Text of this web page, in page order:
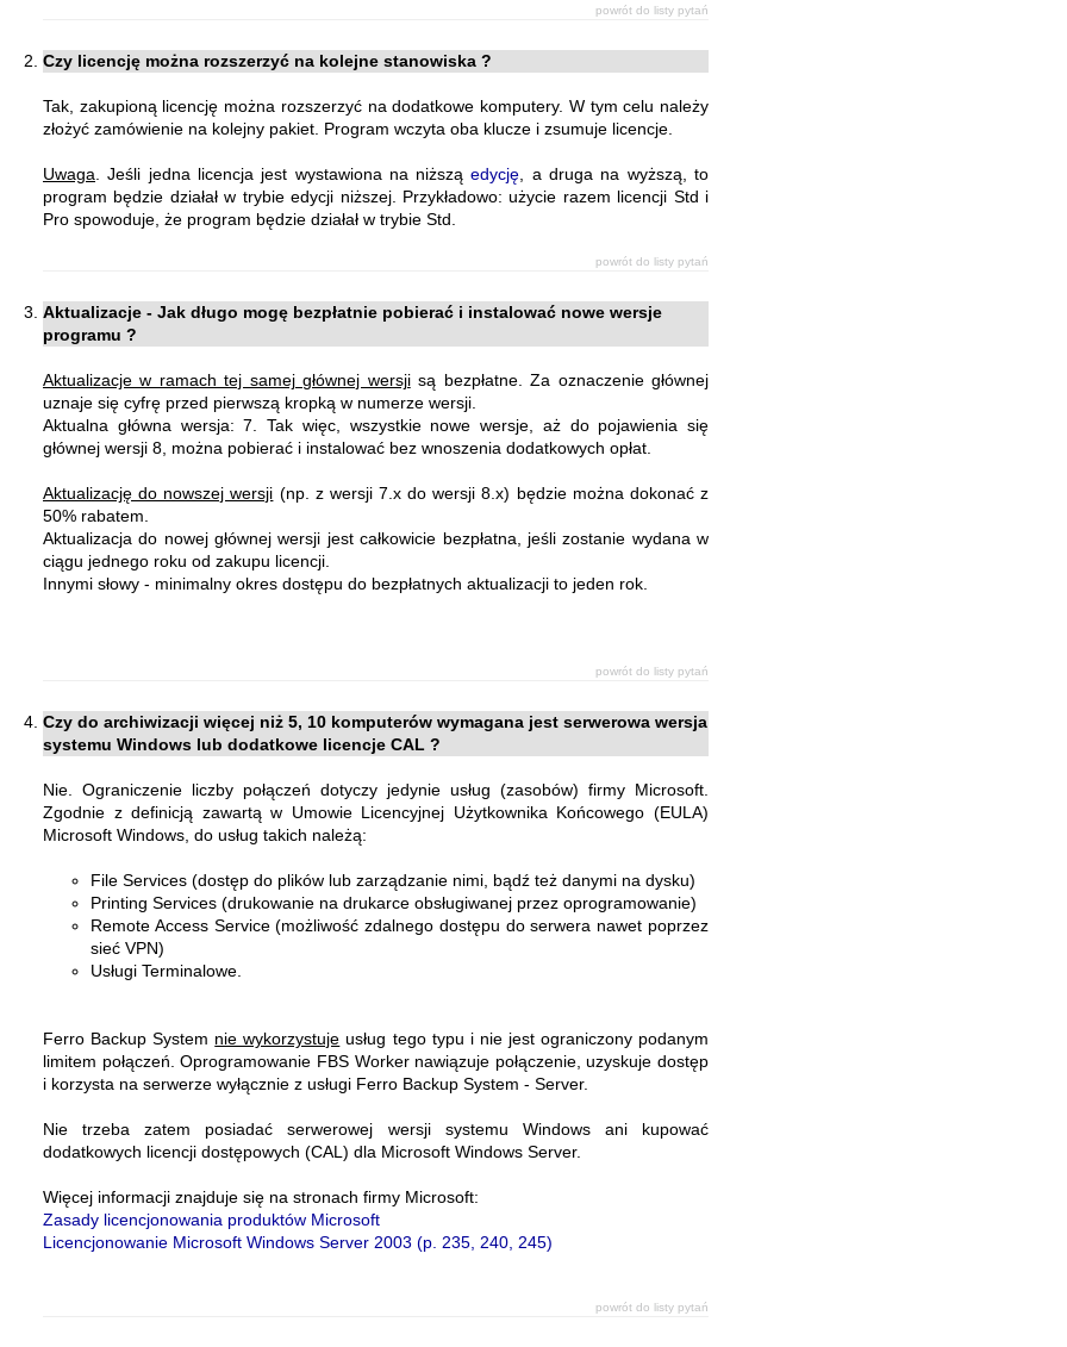
powrót do listy pytań
Czy licencję można rozszerzyć na kolejne stanowiska ?
Tak, zakupioną licencję można rozszerzyć na dodatkowe komputery. W tym celu należy
złożyć zamówienie na kolejny pakiet. Program wczyta oba klucze i zsumuje licencje.
Uwaga . Jeśli jedna licencja jest wystawiona na niższąedycję , a druga na wyższą, to
program będzie działał w trybie edycji niższej. Przykładowo: użycie razem licencji Std i
Pro spowoduje, że program będzie działał w trybie Std.
powrót do listy pytań
Aktualizacje - Jak długo mogę bezpłatnie pobierać i instalować nowe wersje
programu ?
Aktualizacje w ramach tej samej głównej wersjisą bezpłatne. Za oznaczenie głównej
uznaje się cyfrę przed pierwszą kropką w numerze wersji.
Aktualna główna wersja: 7. Tak więc, wszystkie nowe wersje, aż do pojawienia się
głównej wersji 8, można pobierać i instalować bez wnoszenia dodatkowych opłat.
Aktualizację do nowszej wersji (np. z wersji 7.x do wersji 8.x) będzie można dokonać z
50% rabatem.
Aktualizacja do nowej głównej wersji jest całkowicie bezpłatna, jeśli zostanie wydana w
ciągu jednego roku od zakupu licencji.
Innymi słowy - minimalny okres dostępu do bezpłatnych aktualizacji to jeden rok.
powrót do listy pytań
Czy do archiwizacji więcej niż 5, 10 komputerów wymagana jest serwerowa wersja
systemu Windows lub dodatkowe licencje CAL ?
Nie. Ograniczenie liczby połączeń dotyczy jedynie usług (zasobów) firmy Microsoft.
Zgodnie z definicją zawartą w Umowie Licencyjnej Użytkownika Końcowego (EULA)
Microsoft Windows, do usług takich należą:
File Services (dostęp do plików lub zarządzanie nimi, bądź też danymi na dysku)
Printing Services (drukowanie na drukarce obsługiwanej przez oprogramowanie)
Remote Access Service (możliwość zdalnego dostępu do serwera nawet poprzez
sieć VPN)
Usługi Terminalowe.
Ferro Backup System nie wykorzystuje usług tego typu i nie jest ograniczony podanym
limitem połączeń. Oprogramowanie FBS Worker nawiązuje połączenie, uzyskuje dostęp
i korzysta na serwerze wyłącznie z usługi Ferro Backup System - Server.
Nie trzeba zatem posiadać serwerowej wersji systemu Windows ani kupować
dodatkowych licencji dostępowych (CAL) dla Microsoft Windows Server.
Więcej informacji znajduje się na stronach firmy Microsoft:
Zasady licencjonowania produktów Microsoft
Licencjonowanie Microsoft Windows Server 2003 (p. 235, 240, 245)
powrót do listy pytań